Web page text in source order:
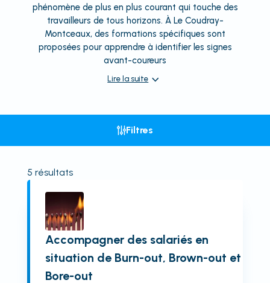
phénomène de plus en plus courant qui touche des
travailleurs de tous horizons. À Le Coudray-
Montceaux, des formations spécifiques sont
proposées pour apprendre à identifier les signes
avant-coureurs
Lire la suite
Filtres
5 résultats
Accompagner des salariés en
situation de Burn-out, Brown-out et
Bore-out